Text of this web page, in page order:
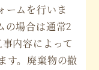
ームを行いま
の場合は通常2
内容によって
す。廃棄物の撤